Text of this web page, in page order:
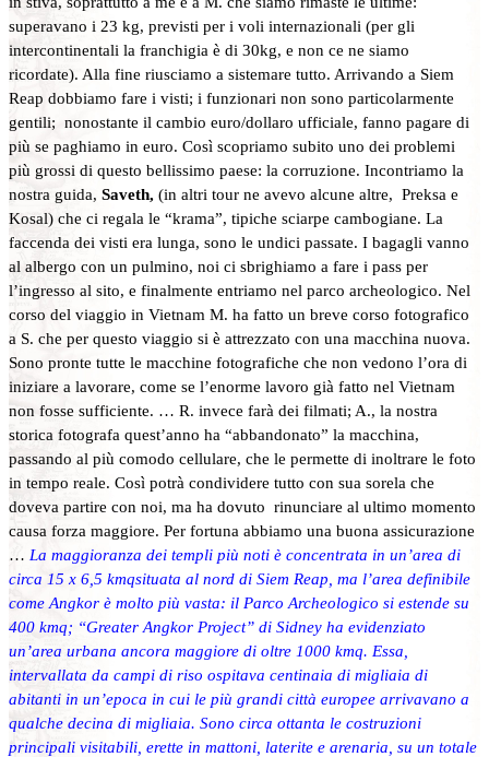
superavano i 23 kg, previsti per i voli internazionali (per gli
intercontinentali la franchigia è di 30kg, e non ce ne siamo
ricordate). Alla fine riusciamo a sistemare tutto. Arrivando a Siem
Reap dobbiamo fare i visti; i funzionari non sono particolarmente
gentili; nonostante il cambio euro/dollaro ufficiale, fanno pagare di
più se paghiamo in euro. Così scopriamo subito uno dei problemi
più grossi di questo bellissimo paese: la corruzione. Incontriamo la
nostra guida, Saveth, (in altri tour ne avevo alcune altre, Preksa e
Kosal) che ci regala le “krama”, tipiche sciarpe cambogiane. La
faccenda dei visti era lunga, sono le undici passate. I bagagli vanno
al albergo con un pulmino, noi ci sbrighiamo a fare i pass per
l’ingresso al sito, e finalmente entriamo nel parco archeologico. Nel
corso del viaggio in Vietnam M. ha fatto un breve corso fotografico
a S. che per questo viaggio si è attrezzato con una macchina nuova.
Sono pronte tutte le macchine fotografiche che non vedono l’ora di
iniziare a lavorare, come se l’enorme lavoro già fatto nel Vietnam
non fosse sufficiente. … R. invece farà dei filmati; A., la nostra
storica fotografa quest’anno ha “abbandonato” la macchina,
passando al più comodo cellulare, che le permette di inoltrare le foto
in tempo reale. Così potrà condividere tutto con sua sorela che
doveva partire con noi, ma ha dovuto rinunciare al ultimo momento
causa forza maggiore. Per fortuna abbiamo una buona assicurazione
… La maggioranza dei templi più noti è concentrata in un’area di
circa 15 x 6,5 kmqsituata al nord di Siem Reap, ma l’area definibile
come Angkor è molto più vasta: il Parco Archeologico si estende su
400 kmq; “Greater Angkor Project” di Sidney ha evidenziato
un’area urbana ancora maggiore di oltre 1000 kmq. Essa,
intervallata da campi di riso ospitava centinaia di migliaia di
abitanti in un’epoca in cui le più grandi città europee arrivavano a
qualche decina di migliaia. Sono circa ottanta le costruzioni
principali visitabili, erette in mattoni, laterite e arenaria, su un totale